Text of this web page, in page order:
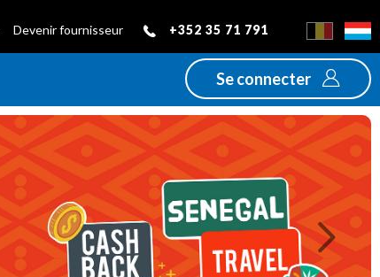
Devenir fournisseur +352 35 71 791
Se connecter
Next